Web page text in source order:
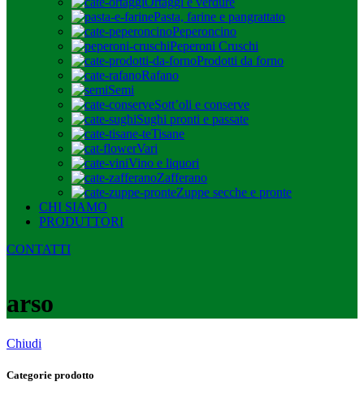
Pasta, farine e pangrattato
Peperoncino
Peperoni Cruschi
Prodotti da forno
Rafano
Semi
Sott’oli e conserve
Sughi pronti e passate
Tisane
Vari
Vino e liquori
Zafferano
Zuppe secche e pronte
CHI SIAMO
PRODUTTORI
CONTATTI
arso
Chiudi
Categorie prodotto